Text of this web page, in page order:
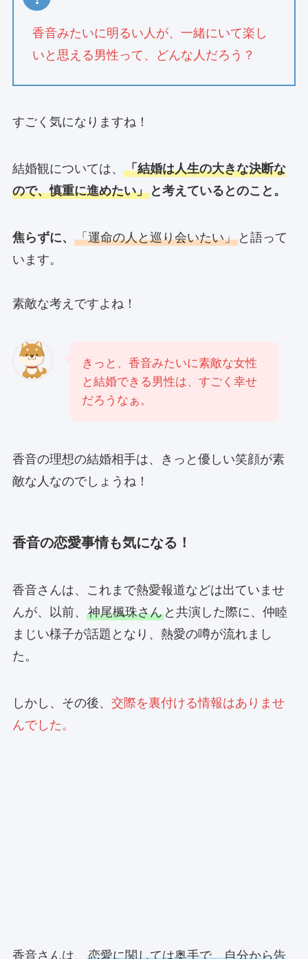
香音みたいに明るい人が、一緒にいて楽し
いと思える男性って、どんな人だろう？
すごく気になりますね！
結婚観については、 「結婚は人生の大きな決断な
ので、慎重に進めたい」と考えているとのこと。
焦らずに、 「運命の人と巡り会いたい」と語って
います。
素敵な考えですよね！
きっと、香音みたいに素敵な女性
と結婚できる男性は、すごく幸せ
だろうなぁ。
香音の理想の結婚相手は、きっと優しい笑顔が素
敵な人なのでしょうね！
香音の恋愛事情も気になる！
香音さんは、これまで熱愛報道などは出ていませ
んが、以前、 神尾楓珠さんと共演した際に、仲睦
まじい様子が話題となり、熱愛の噂が流れまし
た。
しかし、その後、 交際を裏付ける情報はありませ
んでした。
香音さんは、 恋愛に関しては奥手で、自分から告